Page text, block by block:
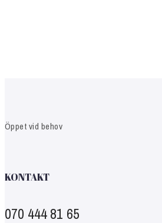
Öppet vid behov
KONTAKT
070 444 81 65